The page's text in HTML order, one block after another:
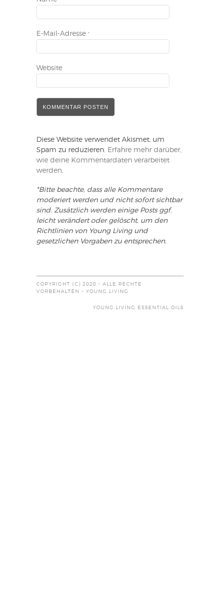
E-Mail-Adresse *
Website
Diese Website verwendet Akismet, um
Spam zu reduzieren. Erfahre mehr darüber,
wie deine Kommentardaten verarbeitet
werden.
*Bitte beachte, dass alle Kommentare
moderiert werden und nicht sofort sichtbar
sind. Zusätzlich werden einige Posts ggf.
leicht verändert oder gelöscht, um den
Richtlinien von Young Living und
gesetzlichen Vorgaben zu entsprechen.
COPYRIGHT (C) 2020 - ALLE RECHTE
VORBEHALTEN - YOUNG LIVING
YOUNG LIVING ESSENTIAL OILS